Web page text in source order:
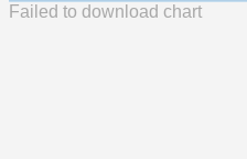
Failed to download chart